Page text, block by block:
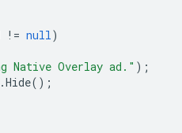
!= null)
Native Overlay ad." );
.Hide();